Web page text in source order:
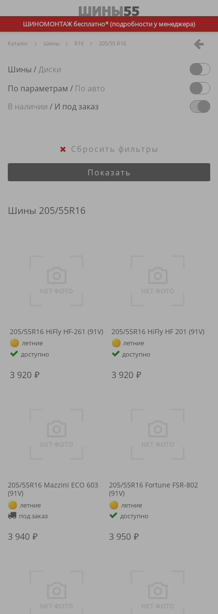
ШИНОМОНТАЖ бесплатно* (подробности у менеджера)
Каталог Шины R16 205/55 R16
Шины /Диски
По параметрам / По авто
В наличии / И под заказ
Показать
Сбросить фильтры
Шины 205/55R16
205/55R16 HiFly HF-261 (91V)
летние
доступно
3 920
205/55R16 HiFly HF 201 (91V)
летние
доступно
3 920
205/55R16 Mazzini ECO 603
(91V)
летние
под заказ
3 940
205/55R16 Fortune FSR-802
(91V)
летние
доступно
3 950